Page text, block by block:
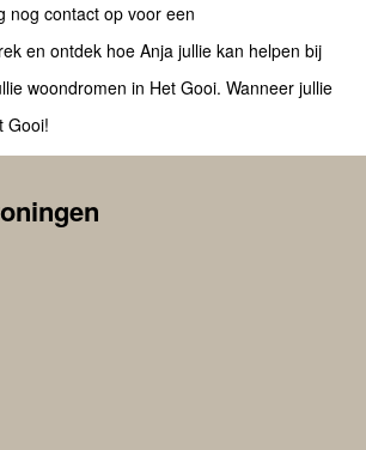
nog contact op voor een
en ontdek hoe Anja jullie kan helpen bij
woondromen in Het Gooi. Wanneer jullie
Gooi!